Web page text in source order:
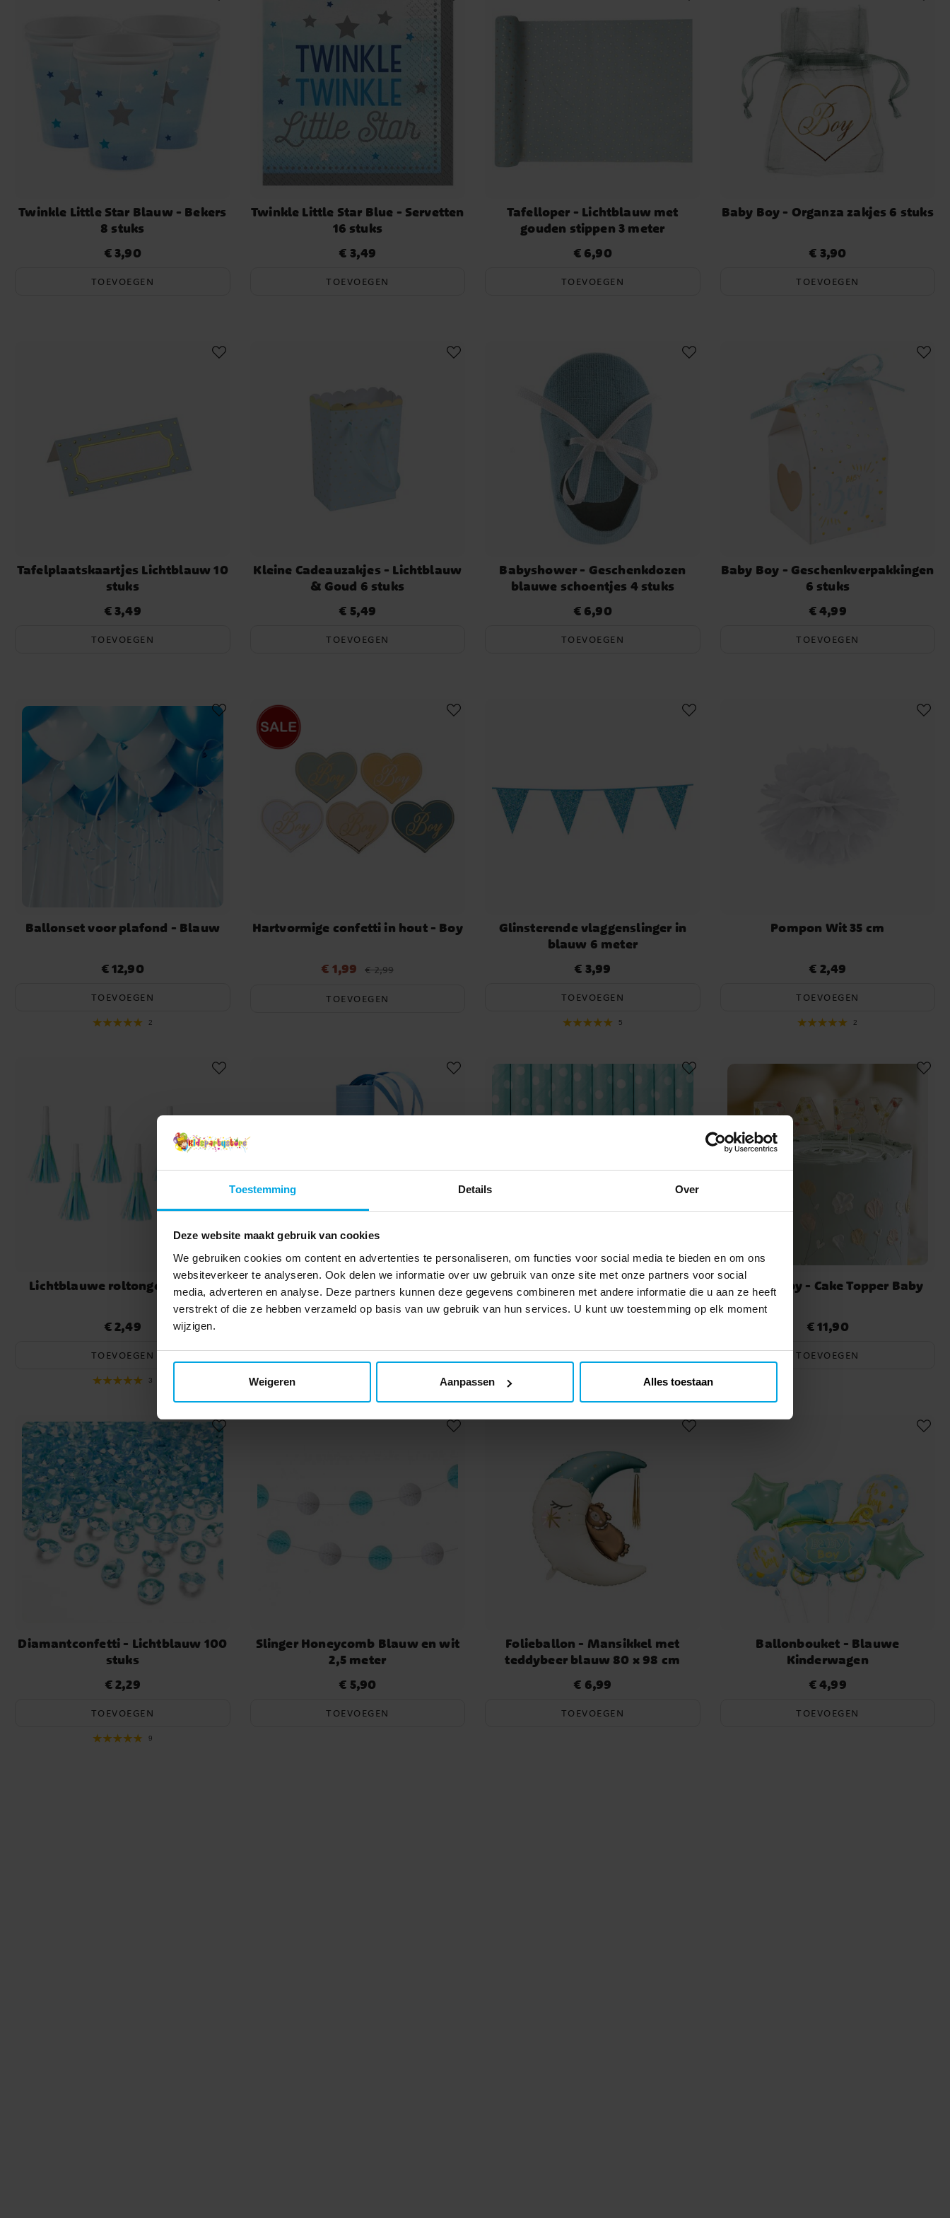
Toestemming Details Over
Deze website maakt gebruik van cookies
We gebruiken cookies om content en advertenties te personaliseren, om functies voor social media te bieden en om ons
websiteverkeer te analyseren. Ook delen we informatie over uw gebruik van onze site met onze partners voor social
media, adverteren en analyse. Deze partners kunnen deze gegevens combineren met andere informatie die u aan ze heeft
verstrekt of die ze hebben verzameld op basis van uw gebruik van hun services. U kunt uw toestemming op elk moment
wijzigen.
Weigeren Aanpassen Alles toestaan
Twinkle Little Star Blauw - Bekers
8 stuks
Prijs:€ 3,90
€ 3,90
TOEVOEGEN
Twinkle Little Star Blue - Servetten
16 stuks
Prijs:€ 3,49
€ 3,49
TOEVOEGEN
Tafelloper - Lichtblauw met
gouden stippen 3 meter
Prijs:€ 6,90
€ 6,90
TOEVOEGEN
Baby Boy - Organza zakjes 6 stuks
Prijs:€ 3,90
€ 3,90
TOEVOEGEN
Tafelplaatskaartjes Lichtblauw 10
stuks
Prijs:€ 3,49
€ 3,49
TOEVOEGEN
Kleine Cadeauzakjes - Lichtblauw
& Goud 6 stuks
Prijs:€ 5,49
€ 5,49
TOEVOEGEN
Babyshower - Geschenkdozen
blauwe schoentjes 4 stuks
Prijs:€ 6,90
€ 6,90
TOEVOEGEN
Baby Boy - Geschenkverpakkingen
6 stuks
Prijs:€ 4,99
€ 4,99
TOEVOEGEN
Ballonset voor plafond - Blauw
Prijs:€ 12,90
€ 12,90
TOEVOEGEN
2
Hartvormige confetti in hout - Boy
Actuele prijs: € 1,99 Vorige prijs
€ 1,99 € 2,99
TOEVOEGEN
Glinsterende vlaggenslinger in
blauw 6 meter
Prijs:€ 3,99
€ 3,99
TOEVOEGEN
5
Pompon Wit 35 cm
Prijs :€ 2,49
€ 2,49
TOEVOEGEN
2
Lichtblauwe roltongen 6 stuks
Prijs:€ 2,49
€ 2,49
TOEVOEGEN
3
Serpentine Slingers - Lichtblauw
TOEVOEGEN
Papieren rietjes - Lichtblauw
gestippelde 10 stuks
TOEVOEGEN
Floral Baby - Cake Topper Baby
Prijs:€ 11,90
€ 11,90
TOEVOEGEN
Diamantconfetti - Lichtblauw 100
stuks
Prijs:€ 2,29
€ 2,29
TOEVOEGEN
9
Slinger Honeycomb Blauw en wit
2,5 meter
Prijs:€ 5,90
€ 5,90
TOEVOEGEN
Folieballon - Mansikkel met
teddybeer blauw 80 x 98 cm
Prijs:€ 6,99
€ 6,99
TOEVOEGEN
Ballonbouket - Blauwe
Kinderwagen
Prijs:€ 4,99
€ 4,99
TOEVOEGEN